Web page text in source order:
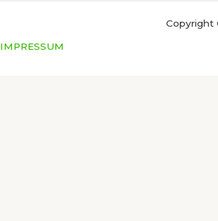
Copyright
IMPRESSUM